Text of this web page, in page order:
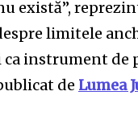
există”,
limitele
instrument
de Lumea